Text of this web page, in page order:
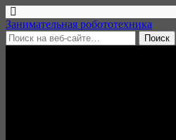
Занимательная робототехника